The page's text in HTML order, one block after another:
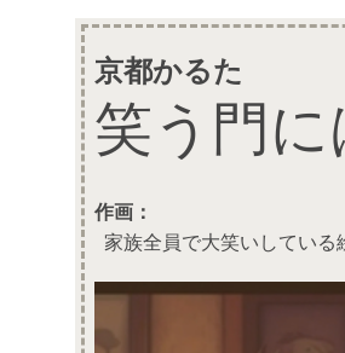
京都かるた
笑う門に
作画：
家族全員で大笑いしている